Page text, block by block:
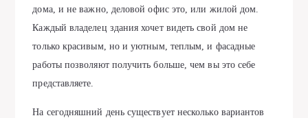
дома, и не важно, деловой офис это, или жилой дом.
Каждый владелец здания хочет видеть свой дом не
только красивым, но и уютным, теплым, и фасадные
работы позволяют получить больше, чем вы это себе
представляете.
На сегодняшний день существует несколько вариантов